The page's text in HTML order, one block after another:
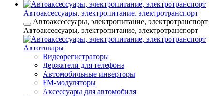
Автоаксессуары, электропитание, электротранспорт
Автоаксессуары, электропитание, электротранспорт
Автоаксессуары, электропитание, электротранспорт
Автотовары
Видеорегистраторы
Держатели для телефона
Автомобильные инверторы
FM-модуляторы
Аксессуары для автомобиля